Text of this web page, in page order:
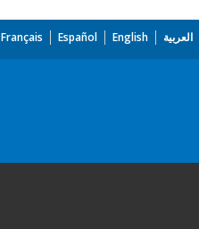
العربية English
Español
Français